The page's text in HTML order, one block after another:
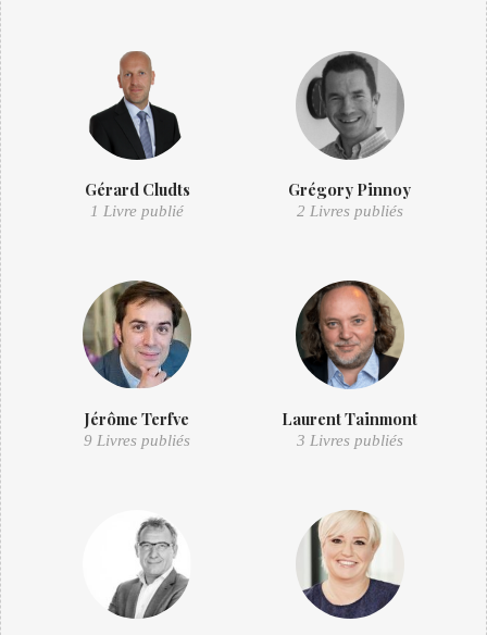
Gérard Cludts
1 Livre publié
Grégory Pinnoy
2 Livres publiés
Jérôme Terfve
9 Livres publiés
Laurent Tainmont
3 Livres publiés